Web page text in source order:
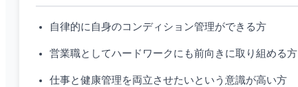
自律的に自身のコンディション管理ができる方
営業職としてハードワークにも前向きに取り組める方
仕事と健康管理を両立させたいという意識が高い方